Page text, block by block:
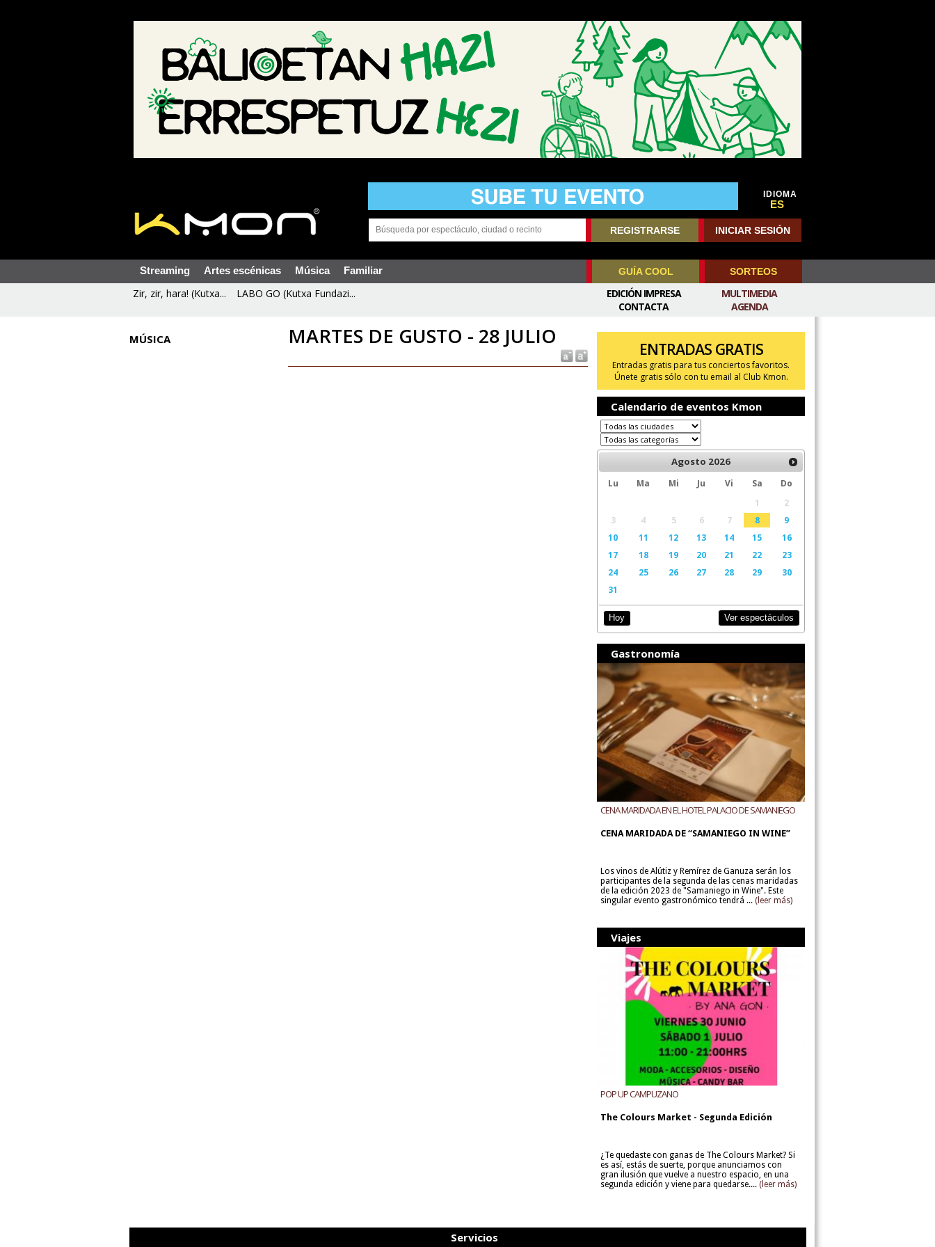
IDIOMA
ES
REGISTRARSE INICIAR SESIÓN
Streaming Artes escénicas Música Familiar GUÍA COOL SORTEOS
Zir, zir, hara! (Kutxa... LABO GO (Kutxa Fundazi...
MULTIMEDIA
AGENDA
EDICIÓN IMPRESA
CONTACTA
MÚSICA MARTES DE GUSTO - 28 JULIO
ENTRADAS GRATIS
Entradas gratis para tus conciertos favoritos.
Únete gratis sólo con tu email al Club Kmon.
Calendario de eventos Kmon
Agosto 2026
Lu Ma Mi Ju Vi Sa
Do
1
2
3
4 5 6 7 8
9
10
11 12 13 14 15
16
17
18 19 20 21 22
23
24
25 26 27 28 29
30
31
Hoy Ver espectáculos
Gastronomía
CENA MARIDADA EN EL HOTEL PALACIO DE SAMANIEGO
CENA MARIDADA DE “SAMANIEGO IN WINE”
Los vinos de Alútiz y Remírez de Ganuza serán los
participantes de la segunda de las cenas maridadas
de la edición 2023 de "Samaniego in Wine". Este
singular evento gastronómico tendrá ... (leer más)
Viajes
POP UP CAMPUZANO
The Colours Market - Segunda Edición
¿Te quedaste con ganas de The Colours Market? Si
es así, estás de suerte, porque anunciamos con
gran ilusión que vuelve a nuestro espacio, en una
segunda edición y viene para quedarse.... (leer más)
Servicios